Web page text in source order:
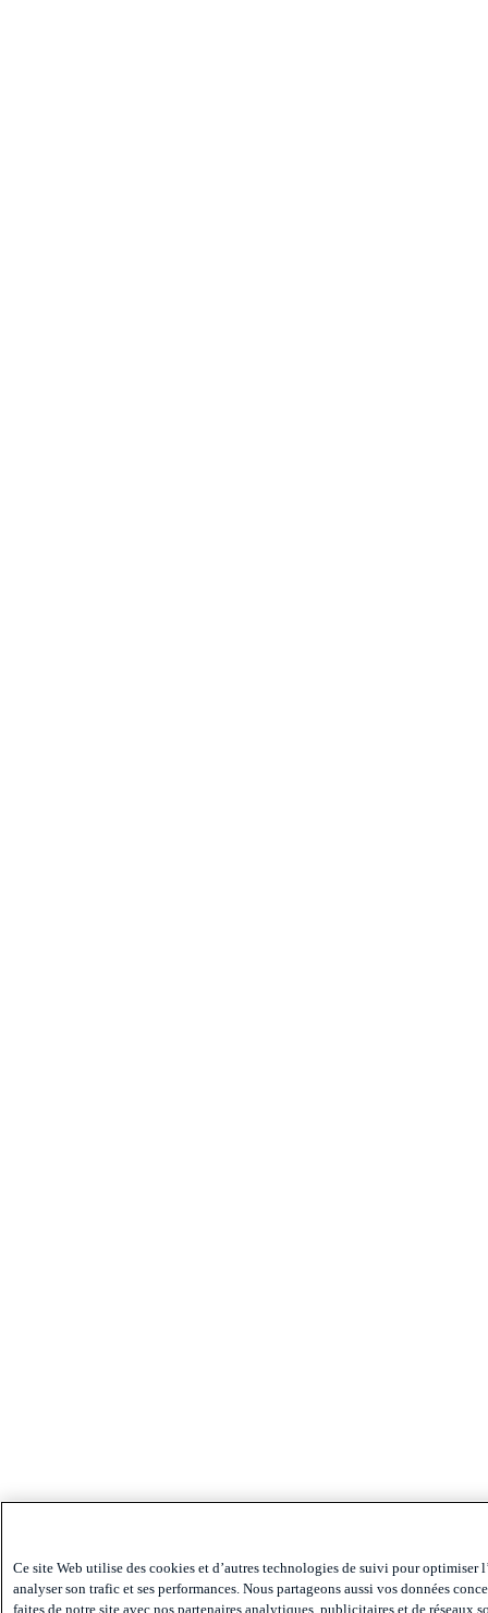
Ce site Web utilise des cookies et d’autres technologies de suivi pour optimiser
analyser son trafic et ses performances. Nous partageons aussi vos données
faites de notre site avec nos partenaires analytiques, publicitaires et de réseaux